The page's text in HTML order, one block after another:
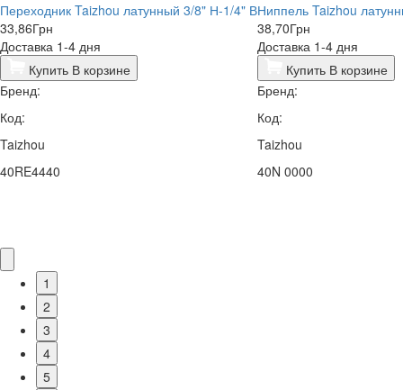
Переходник Taizhou латунный 3/8" Н-1/4" В
33,86Грн
Доставка 1-4 дня
Купить В корзине
Бренд:
Код:
Taizhou
40RE4440
Ниппель Taizhou
38,70Грн
Доставка 1-4 дня
Купить В корзине
Бренд:
Код:
Taizhou
40N 0000
1
2
3
4
5